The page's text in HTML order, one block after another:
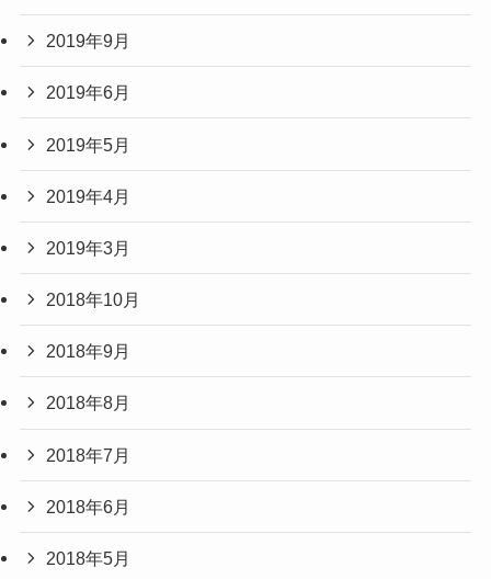
2019年9月
2019年6月
2019年5月
2019年4月
2019年3月
2018年10月
2018年9月
2018年8月
2018年7月
2018年6月
2018年5月